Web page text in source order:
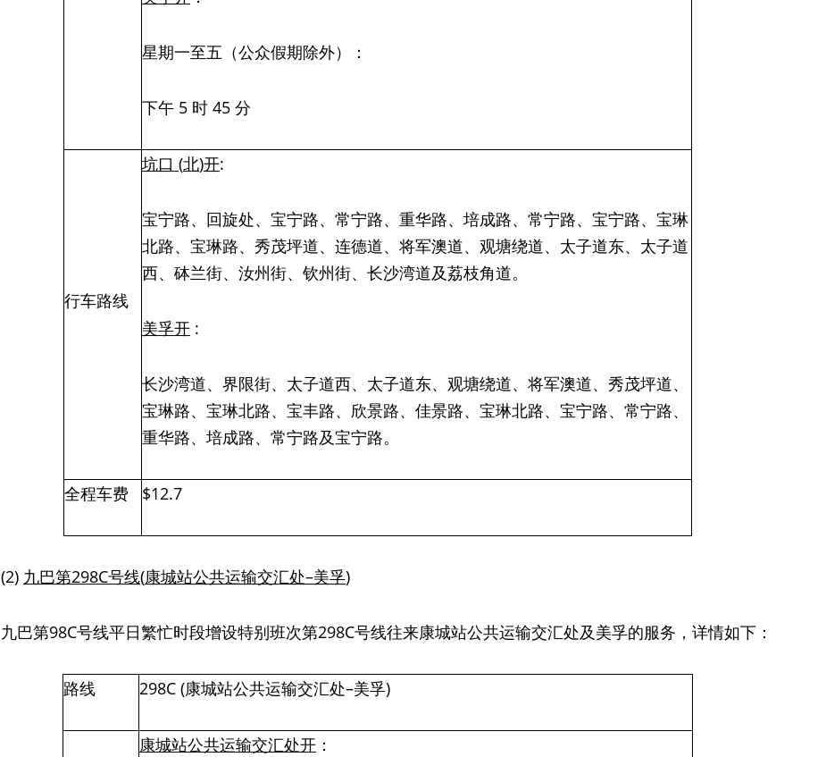
星期一至五（公众假期除外）：
下午 5 时 45 分
行车路线
坑口 (北)开:
宝宁路、回旋处、宝宁路、常宁路、重华路、培成路、常宁路、宝宁路、宝琳
北路、宝琳路、秀茂坪道、连德道、将军澳道、观塘绕道、太子道东、太子道
西、砵兰街、汝州街、钦州街、长沙湾道及荔枝角道。
美孚开 :
长沙湾道、界限街、太子道西、太子道东、观塘绕道、将军澳道、秀茂坪道、
宝琳路、宝琳北路、宝丰路、欣景路、佳景路、宝琳北路、宝宁路、常宁路、
重华路、培成路、常宁路及宝宁路。
全程车费 $12.7
(2) 九巴第298C号线(康城站公共运输交汇处–美孚)
九巴第98C号线平日繁忙时段增设特别班次第298C号线往来康城站公共运输交汇处及美孚的服务，详情如下：
路线 298C (康城站公共运输交汇处–美孚)
康城站公共运输交汇处开 ：